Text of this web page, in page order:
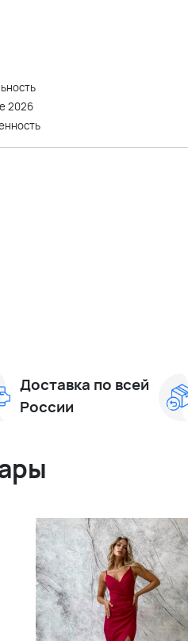
2026
Доставка по всей
России